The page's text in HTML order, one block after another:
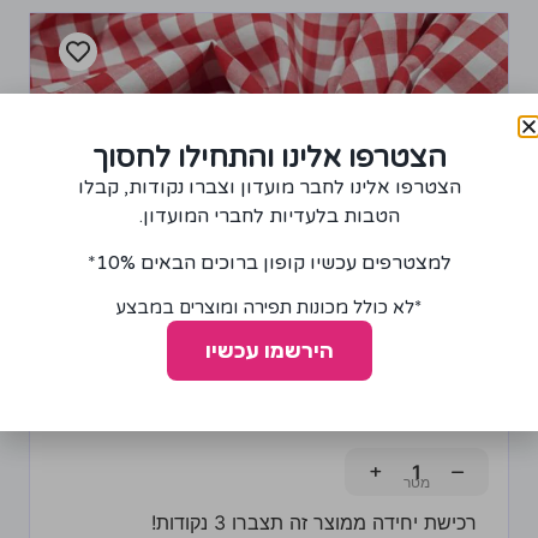
בד כותנה משובץ אדום-לבן
−
+
רכישת יחידה ממוצר זה תצברו 3 נקודות!
הצטרפו אלינו והתחילו לחסוך
הצטרפו אלינו לחבר מועדון וצברו נקודות, קבלו
הטבות בלעדיות לחברי המועדון.
למצטרפים עכשיו קופון ברוכים הבאים 10%*
*לא כולל מכונות תפירה ומוצרים במבצע
הירשמו עכשיו